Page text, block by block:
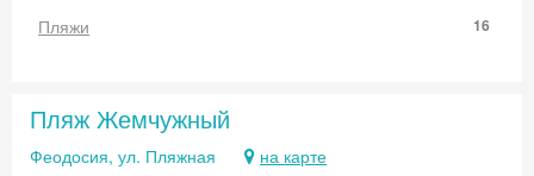
Пляжи 16
Пляж Жемчужный
Феодосия, ул. Пляжная на карте